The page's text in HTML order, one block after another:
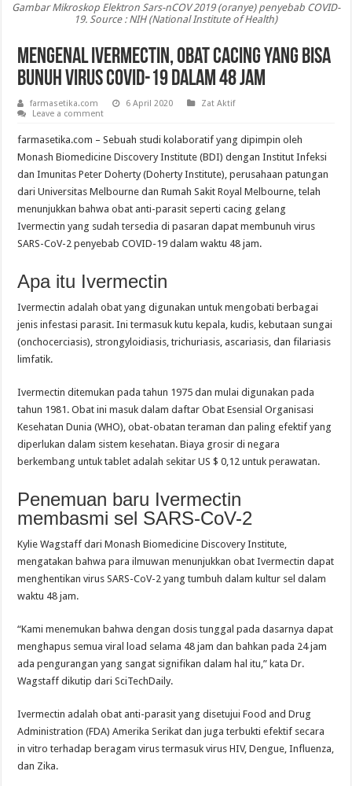
Gambar Mikroskop Elektron Sars-nCOV 2019 (oranye) penyebab COVID-
19. Source : NIH (National Institute of Health)
Mengenal Ivermectin, Obat Cacing yang Bisa
Bunuh Virus COVID-19 dalam 48 Jam
farmasetika.com 6 April 2020
Zat Aktif
Leave a comment
farmasetika.com – Sebuah studi kolaboratif yang dipimpin oleh
Monash Biomedicine Discovery Institute (BDI) dengan Institut Infeksi
dan Imunitas Peter Doherty (Doherty Institute), perusahaan patungan
dari Universitas Melbourne dan Rumah Sakit Royal Melbourne, telah
menunjukkan bahwa obat anti-parasit seperti cacing gelang
Ivermectin yang sudah tersedia di pasaran dapat membunuh virus
SARS-CoV-2 penyebab COVID-19 dalam waktu 48 jam.
Apa itu Ivermectin
Ivermectin adalah obat yang digunakan untuk mengobati berbagai
jenis infestasi parasit. Ini termasuk kutu kepala, kudis, kebutaan sungai
(onchocerciasis), strongyloidiasis, trichuriasis, ascariasis, dan filariasis
limfatik.
Ivermectin ditemukan pada tahun 1975 dan mulai digunakan pada
tahun 1981. Obat ini masuk dalam daftar Obat Esensial Organisasi
Kesehatan Dunia (WHO), obat-obatan teraman dan paling efektif yang
diperlukan dalam sistem kesehatan. Biaya grosir di negara
berkembang untuk tablet adalah sekitar US $ 0,12 untuk perawatan.
Penemuan baru Ivermectin
membasmi sel SARS-CoV-2
Kylie Wagstaff dari Monash Biomedicine Discovery Institute,
mengatakan bahwa para ilmuwan menunjukkan obat Ivermectin dapat
menghentikan virus SARS-CoV-2 yang tumbuh dalam kultur sel dalam
waktu 48 jam.
“Kami menemukan bahwa dengan dosis tunggal pada dasarnya dapat
menghapus semua viral load selama 48 jam dan bahkan pada 24 jam
ada pengurangan yang sangat signifikan dalam hal itu,” kata Dr.
Wagstaff dikutip dari SciTechDaily.
Ivermectin adalah obat anti-parasit yang disetujui Food and Drug
Administration (FDA) Amerika Serikat dan juga terbukti efektif secara
in vitro terhadap beragam virus termasuk virus HIV, Dengue, Influenza,
dan Zika.